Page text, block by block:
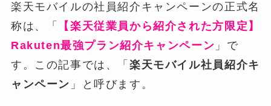
楽天モバイルの社員紹介キャンペーンの正式名
称は、「
【楽天従業員から紹介された方限定】
Rakuten最強プラン紹介キャンペーン 」で
す。この記事では、「楽天モバイル社員紹介キ
ャンペーン 」と呼びます。